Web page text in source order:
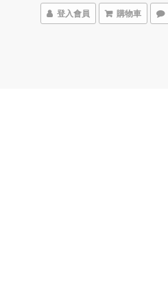
登入會員 購物車